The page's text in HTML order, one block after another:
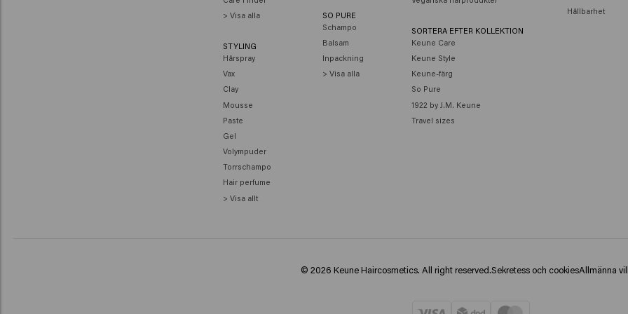
> Visa alla
STYLING
Hårspray
Vax
Clay
Mousse
Paste
Gel
Volympuder
Torrschampo
Hair perfume
> Visa allt
SO PURE
Schampo
Balsam
Inpackning
> Visa alla
SORTERA EFTER KOLLEKTION
Keune Care
Keune Style
Keune-färg
So Pure
1922 by J.M. Keune
Travel sizes
Hållbarhet
© 2026 Keune Haircosmetics. All right reserved.Sekretess och cookiesAllmänna